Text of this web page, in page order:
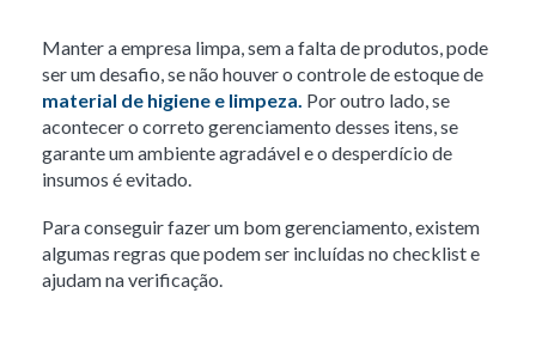
Manter a empresa limpa, sem a falta de produtos, pode
ser um desafio, se não houver o controle de estoque de
material de higiene e limpeza. Por outro lado, se
acontecer o correto gerenciamento desses itens, se
garante um ambiente agradável e o desperdício de
insumos é evitado.
Para conseguir fazer um bom gerenciamento, existem
algumas regras que podem ser incluídas no checklist e
ajudam na verificação.